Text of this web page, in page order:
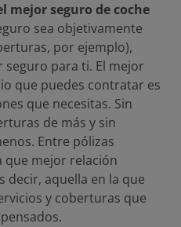
mejor seguro de coche
sea objetivamente
por ejemplo),
seguro para ti. El mejor
que puedes contratar es
que necesitas. Sin
de más y sin
Entre pólizas
que mejor relación
decir, aquella en la que
y coberturas que